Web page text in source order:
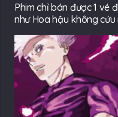
Phim chỉ bán được 1 vé
như Hoa hậu không